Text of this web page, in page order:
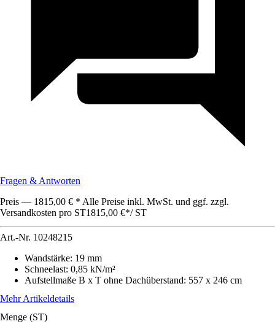
Fragen & Antworten
Preis — 1815,00 € * Alle Preise inkl. MwSt. und ggf. zzgl.
Versandkosten pro ST1815,00 €*/ ST
Art.-Nr. 10248215
Wandstärke: 19 mm
Schneelast: 0,85 kN/m²
Aufstellmaße B x T ohne Dachüberstand: 557 x 246 cm
Mehr Artikeldetails
Menge (ST)